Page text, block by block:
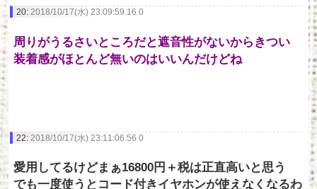
20: 2018/10/17(水) 23:09:59.16 0
周りがうるさいところだと遮音性がないからきつい
装着感がほとんど無いのはいいんだけどね
22: 2018/10/17(水) 23:11:06.56 0
愛用してるけどまぁ16800円＋税は正直高いと思う
でも一度使うとコード付きイヤホンが使えなくなるわ